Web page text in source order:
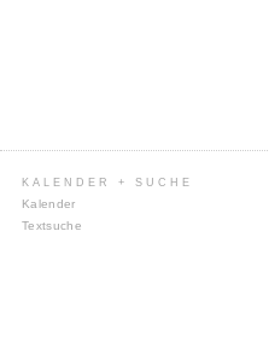
KALENDER + SUCHE
Kalender
Textsuche